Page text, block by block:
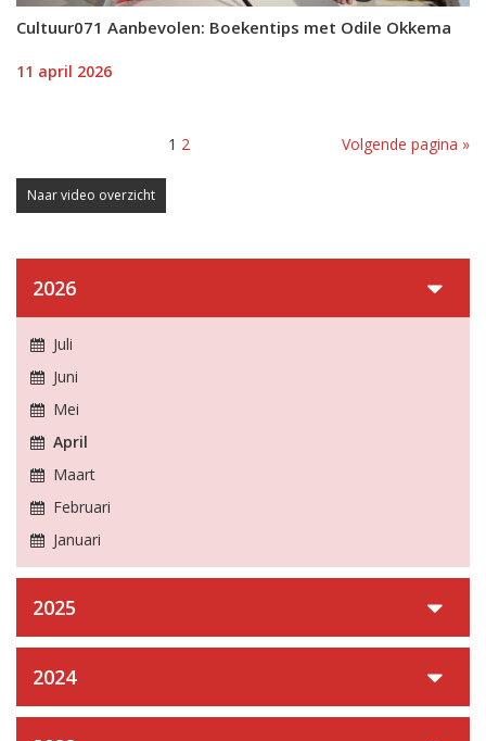
Cultuur071 Aanbevolen: Boekentips met Odile Okkema
11 april 2026
1 2 Volgende pagina »
Naar video overzicht
2026
Juli
Juni
Mei
April
Maart
Februari
Januari
2025
2024